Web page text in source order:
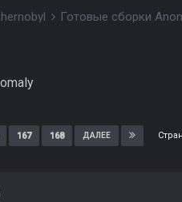
Готовые сборки
167 168 ДАЛЕЕ